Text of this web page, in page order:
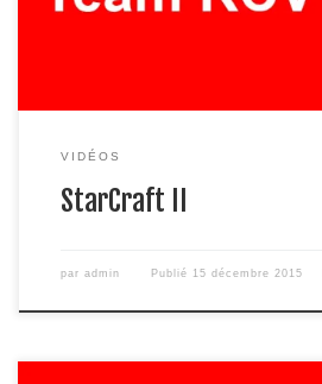
VIDÉOS
StarCraft II
par admin Publié 15 décembre 2015